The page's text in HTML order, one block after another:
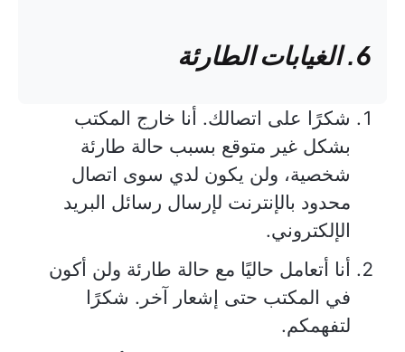
6. الغيابات الطارئة
شكرًا على اتصالك. أنا خارج المكتب
بشكل غير متوقع بسبب حالة طارئة
شخصية، ولن يكون لدي سوى اتصال
محدود بالإنترنت لإرسال رسائل البريد
الإلكتروني.
أنا أتعامل حاليًا مع حالة طارئة ولن أكون
في المكتب حتى إشعار آخر. شكرًا
لتفهمكم.